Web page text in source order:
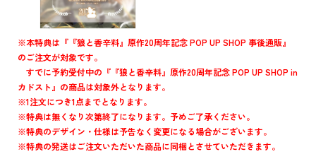
※本特典は『『狼と香辛料』原作20周年記念 POP UP SHOP 事後通販』
のご注文が対象です。
すでに予約受付中の『『狼と香辛料』原作20周年記念 POP UP SHOP in
カドスト』の商品は対象外となります。
※1注文につき1点までとなります。
※特典は無くなり次第終了になります。予めご了承ください。
※特典のデザイン・仕様は予告なく変更になる場合がございます。
※特典の発送はご注文いただいた商品に同梱とさせていただきます。